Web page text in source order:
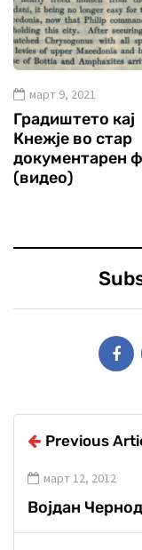
март 9, 2021
Градиштето кај
Кнежје во стар
документарен
(видео)
Previous
март 12, 2012
Војдан